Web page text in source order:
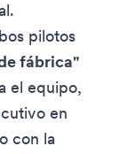
pilotos
fábrica"
el equipo,
en
con la